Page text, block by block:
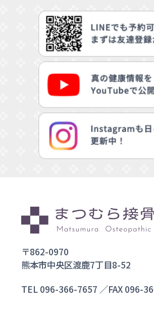
〒862-0970
熊本市中央区渡鹿7丁目8-52
TEL 096-366-7657 ／FAX 096-